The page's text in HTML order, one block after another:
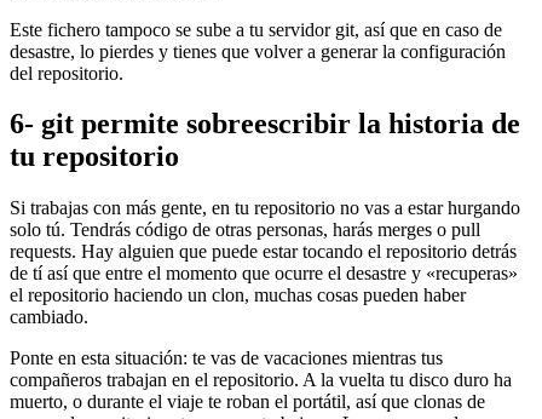
Este fichero tampoco se sube a tu servidor git, así que en caso de
desastre, lo pierdes y tienes que volver a generar la configuración
del repositorio.
6- git permite sobreescribir la historia de
tu repositorio
Si trabajas con más gente, en tu repositorio no vas a estar hurgando
solo tú. Tendrás código de otras personas, harás merges o pull
requests. Hay alguien que puede estar tocando el repositorio detrás
de tí así que entre el momento que ocurre el desastre y «recuperas»
el repositorio haciendo un clon, muchas cosas pueden haber
cambiado.
Ponte en esta situación: te vas de vacaciones mientras tus
compañeros trabajan en el repositorio. A la vuelta tu disco duro ha
muerto, o durante el viaje te roban el portátil, así que clonas de